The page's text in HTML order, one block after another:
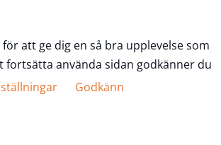
att ge dig en så bra upplevelse som
fortsätta använda sidan godkänner du
Godkänn